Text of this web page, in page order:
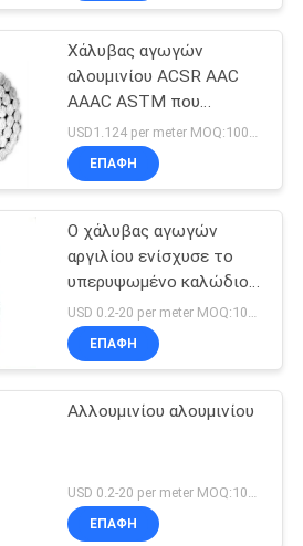
Χάλυβας αγωγών
αλουμινίου ACSR AAC
AAAC ASTM που
ενισχύεται
USD1.124 per meter MOQ:1000M
ΕΠΑΦΉ
Ο χάλυβας αγωγών
αργιλίου ενίσχυσε το
υπερυψωμένο καλώδιο
αγωγών ACSR
ΕΠΑΦΉ
Αλλουμινίου αλουμινίου
ΕΠΑΦΉ